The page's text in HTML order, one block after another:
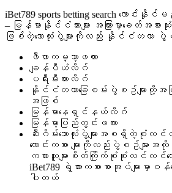
iBet789 sports betting search လောင်း
– မြန်မာနိုင်ငံသားများ အကြားမှာခေတ်အစားဆုံ
ဖြစ်တဲ့ဘောလုံးပွဲများကိုလည်း နိုင်ငံတကာ ပွဲ
ဖီဖာကမ္ဘာ့ဖလား
ချန်ပီယံလိဂ်
ပရီးမီးယားလိဂ်
နိုင်ငံတကာခြေစမ်းပွဲစဥ်များတို့အပ
အဖြစ်
မြန်မာနေရှင်နယ်လိဂ်
မြန်မာ့ပြည်တွင်းဖလား
ဆီးဂိမ်းဘောလုံးပွဲများအစရှိတဲ့စုံလင်လှ
လောင်းကစား များကိုလည်းပွဲစဥ်များအလိုက်လေ
ကစားသူများစိတ်ကြိုက်စုံစုံလင်လ
iBet789 ရဲ့အားကစားစာအုပ်များမှာဝ
ပါတယ်